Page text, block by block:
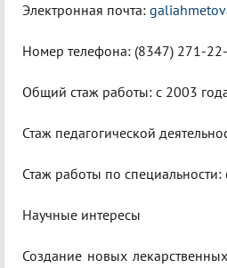
Электронная почта:
Номер телефона: (8347) 271-
Общий стаж работы: c 2003
Стаж педагогической
Стаж работы по специальности:
Научные интересы
Создание новых